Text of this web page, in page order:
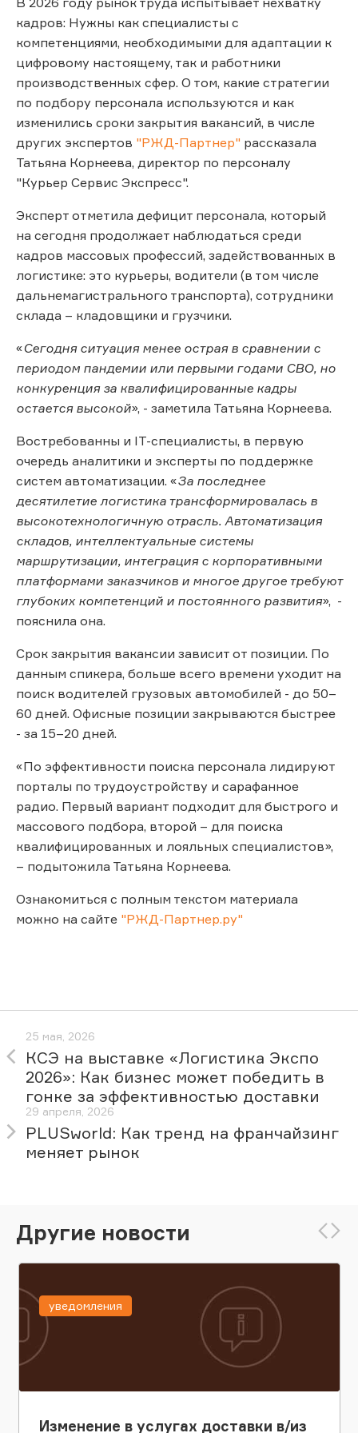
кадров: Нужны как специалисты с
компетенциями, необходимыми для адаптации к
цифровому настоящему, так и работники
производственных сфер. О том, какие стратегии
по подбору персонала используются и как
изменились сроки закрытия вакансий, в числе
других экспертов "РЖД-Партнер" рассказала
Татьяна Корнеева, директор по персоналу
"Курьер Сервис Экспресс".
Эксперт отметила дефицит персонала, который
на сегодня продолжает наблюдаться среди
кадров массовых профессий, задействованных в
логистике: это курьеры, водители (в том числе
дальнемагистрального транспорта), сотрудники
склада – кладовщики и грузчики.
«Сегодня ситуация менее острая в сравнении с
периодом пандемии или первыми годами СВО, но
конкуренция за квалифицированные кадры
остается высокой», - заметила Татьяна Корнеева.
Востребованны и IT-специалисты, в первую
очередь аналитики и эксперты по поддержке
систем автоматизации. «За последнее
десятилетие логистика трансформировалась в
высокотехнологичную отрасль. Автоматизация
складов, интеллектуальные системы
маршрутизации, интеграция с корпоративными
платформами заказчиков и многое другое требуют
глубоких компетенций и постоянного развития», -
пояснила она.
Срок закрытия вакансии зависит от позиции. По
данным спикера, больше всего времени уходит на
поиск водителей грузовых автомобилей - до 50–
60 дней. Офисные позиции закрываются быстрее
- за 15–20 дней.
«По эффективности поиска персонала лидируют
порталы по трудоустройству и сарафанное
радио. Первый вариант подходит для быстрого и
массового подбора, второй – для поиска
квалифицированных и лояльных специалистов»,
– подытожила Татьяна Корнеева.
Ознакомиться с полным текстом материала
можно на сайте "РЖД-Партнер.ру"
25 мая, 2026
КСЭ на выставке «Логистика Экспо
2026»: Как бизнес может победить в
гонке за эффективностью доставки
29 апреля, 2026
PLUSworld: Как тренд на франчайзинг
меняет рынок
Другие новости
Изменение в услугах доставки в/из
уведомления